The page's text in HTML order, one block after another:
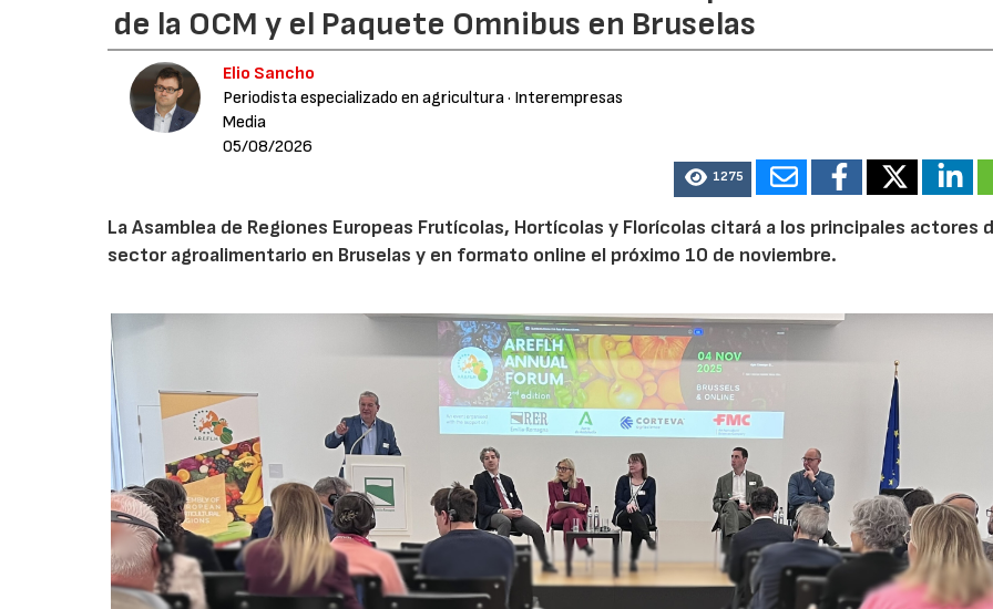
de la OCM y el Paquete Omnibus en Bruselas
Elio Sancho
Periodista especializado en agricultura· Interempresas
Media
05/08/2026
1275
La Asamblea de Regiones Europeas Frutícolas, Hortícolas y Florícolas citará a los principales actores
sector agroalimentario en Bruselas y en formato online el próximo 10 de noviembre.